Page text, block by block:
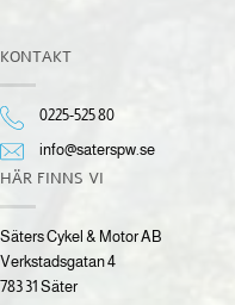
KONTAKT
0225-525 80
info@saterspw.se
HÄR FINNS VI
Säters Cykel & Motor AB
Verkstadsgatan 4
783 31 Säter